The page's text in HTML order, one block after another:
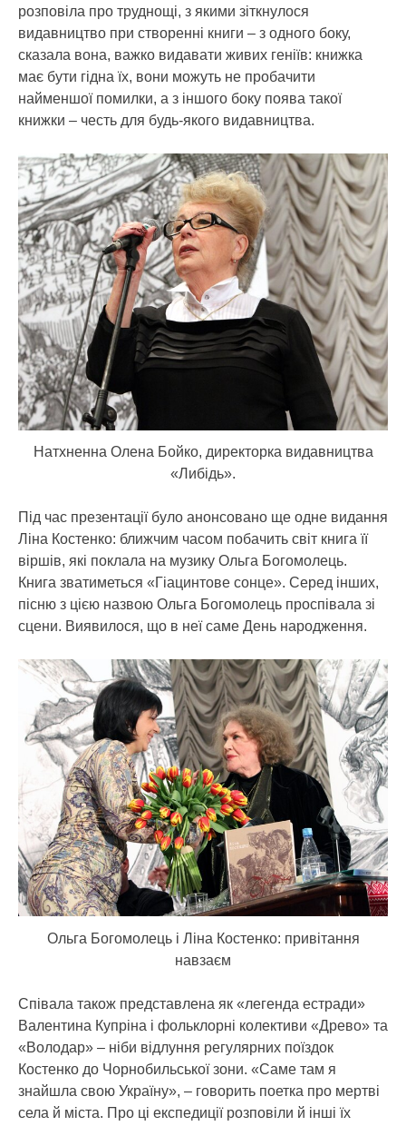
розповіла про труднощі, з якими зіткнулося
видавництво при створенні книги – з одного боку,
сказала вона, важко видавати живих геніїв: книжка
має бути гідна їх, вони можуть не пробачити
найменшої помилки, а з іншого боку поява такої
книжки – честь для будь-якого видавництва.
Натхненна Олена Бойко, директорка видавництва
«Либідь».
Під час презентації було анонсовано ще одне видання
Ліна Костенко: ближчим часом побачить світ книга її
віршів, які поклала на музику Ольга Богомолець.
Книга зватиметься «Гіацинтове сонце». Серед інших,
пісню з цією назвою Ольга Богомолець проспівала зі
сцени. Виявилося, що в неї саме День народження.
Ольга Богомолець і Ліна Костенко: привітання
навзаєм
Співала також представлена як «легенда естради»
Валентина Купріна і фольклорні колективи «Древо» та
«Володар» – ніби відлуння регулярних поїздок
Костенко до Чорнобильської зони. «Саме там я
знайшла свою Україну», – говорить поетка про мертві
села й міста. Про ці експедиції розповіли й інші їх